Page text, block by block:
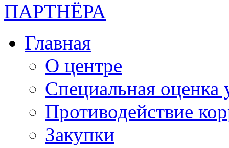
ПАРТНЁРА
Главная
О центре
Специальная оценка
Противодействие
Закупки